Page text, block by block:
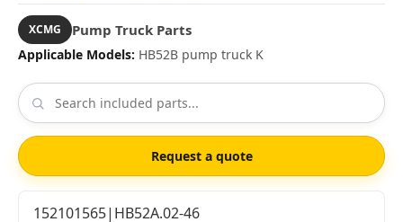
XCMG Pump Truck Parts
Applicable Models: HB52B pump truck K
Request a quote
152101565|HB52A.02-46